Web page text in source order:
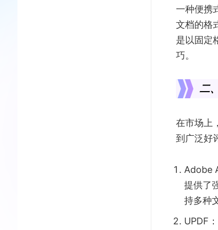
一种便携
文档的格
是以固定
巧。
二
在市场上
到广泛好
Adobe
提供了
持多种
UPDF